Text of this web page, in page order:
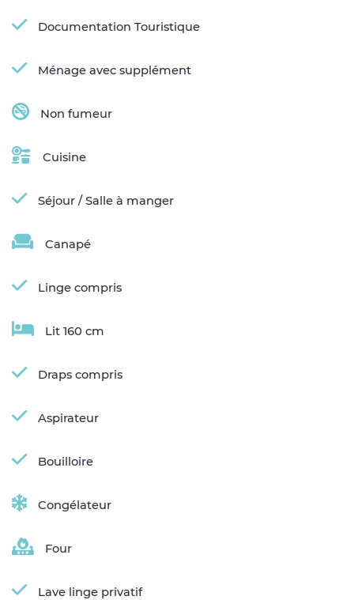
Documentation Touristique
Ménage avec supplément
Non fumeur
Cuisine
Séjour / Salle à manger
Canapé
Linge compris
Lit 160 cm
Draps compris
Aspirateur
Bouilloire
Congélateur
Four
Lave linge privatif